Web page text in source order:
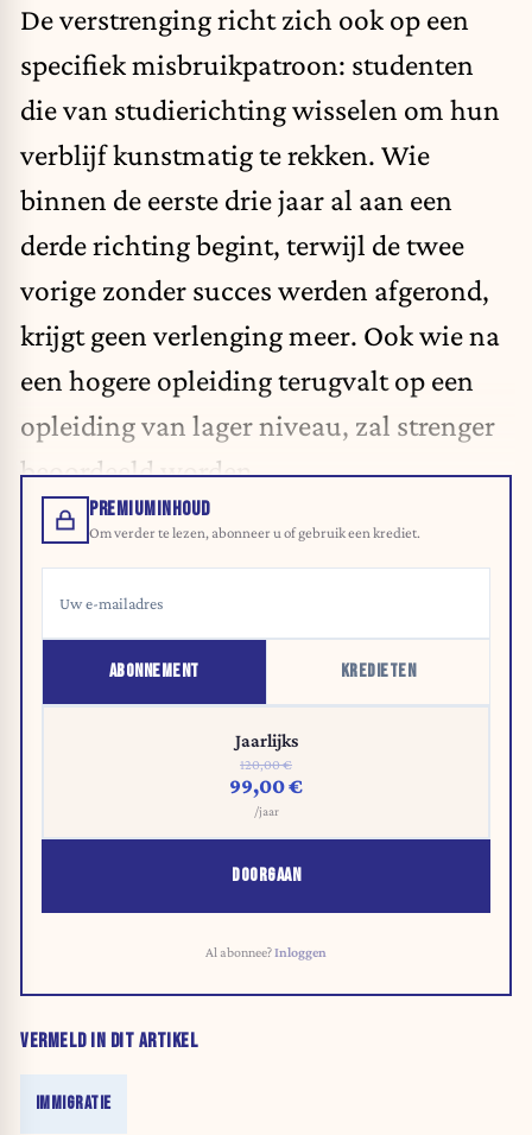
De verstrenging richt zich ook op een
specifiek misbruikpatroon: studenten
die van studierichting wisselen om hun
verblijf kunstmatig te rekken. Wie
binnen de eerste drie jaar al aan een
derde richting begint, terwijl de twee
vorige zonder succes werden afgerond,
krijgt geen verlenging meer. Ook wie na
een hogere opleiding terugvalt op een
opleiding van lager niveau, zal strenger
beoordeeld worden.
PREMIUMINHOUD
Om verder te lezen, abonneer u of gebruik een krediet.
ABONNEMENT KREDIETEN
Jaarlijks
120,00 €
99,00 €
/jaar
DOORGAAN
Al abonnee?Inloggen
VERMELD IN DIT ARTIKEL
IMMIGRATIE